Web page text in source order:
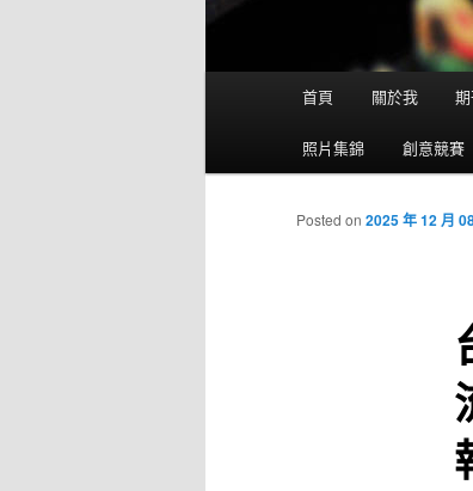
跳到主內容
跳到第二內容
首頁 關於我
照片集錦 創意競賽
Posted on 2025 年 12 月